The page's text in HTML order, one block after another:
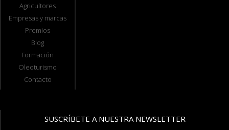
Agricultores
Empresas y marcas
Premios
Blog
Formación
Oleoturismo
Contacto
SUSCRÍBETE A NUESTRA NEWSLETTER